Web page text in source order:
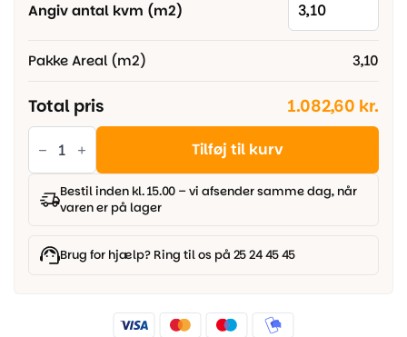
Angiv antal kvm (m2)
Pakke Areal (m2) 3,10
Total pris 1.082,60 kr.
Parador
Modular
-
Pure
natur
antal
Tilføj til kurv
Bestil inden kl. 15.00 – vi afsender samme dag, når
varen er på lager
Brug for hjælp? Ring til os på 25 24 45 45